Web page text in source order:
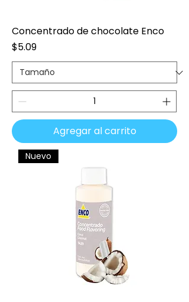
Concentrado de chocolate Enco
Precio
$5.09
Agregar al carrito
Nuevo